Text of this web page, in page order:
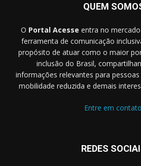
QUEM
O Portal Acesse entra no
ferramenta de comunicação
propósito de atuar como o maior
inclusão do Brasil,
informações relevantes para
mobilidade reduzida e demais
Entre em contato
REDES